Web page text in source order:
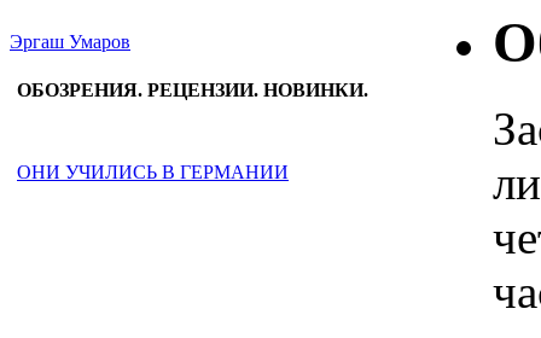
Эргаш Умаров
ОБОЗРЕНИЯ. РЕЦЕНЗИИ. НОВИНКИ.
ОНИ УЧИЛИСЬ В ГЕРМАНИИ